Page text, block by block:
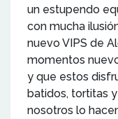
un estupendo
con mucha
nuevo VIPS de
momentos
y que estos
batidos, tortitas
nosotros lo